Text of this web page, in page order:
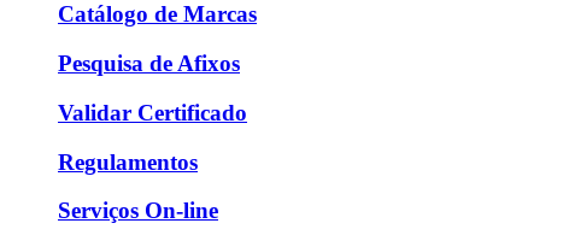
Catálogo de Marcas
Pesquisa de Afixos
Validar Certificado
Regulamentos
Serviços On-line